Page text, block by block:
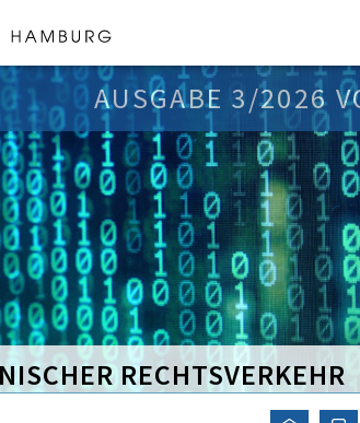
AUSGABE 3/2026
RECHTSVERKEHR